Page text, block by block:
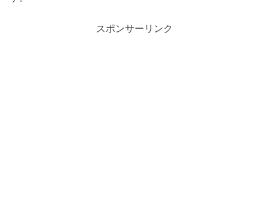
スポンサーリンク